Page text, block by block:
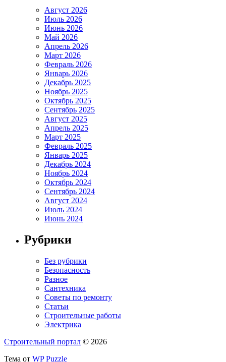
Август 2026
Июль 2026
Июнь 2026
Май 2026
Апрель 2026
Март 2026
Февраль 2026
Январь 2026
Декабрь 2025
Ноябрь 2025
Октябрь 2025
Сентябрь 2025
Август 2025
Апрель 2025
Март 2025
Февраль 2025
Январь 2025
Декабрь 2024
Ноябрь 2024
Октябрь 2024
Сентябрь 2024
Август 2024
Июль 2024
Июнь 2024
Рубрики
Без рубрики
Безопасность
Разное
Сантехника
Советы по ремонту
Статьи
Строительные работы
Электрика
Строительный портал © 2026
Тема от WP Puzzle